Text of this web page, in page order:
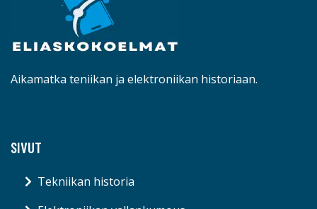
Aikamatka teniikan ja elektroniikan historiaan.
SIVUT
Tekniikan historia